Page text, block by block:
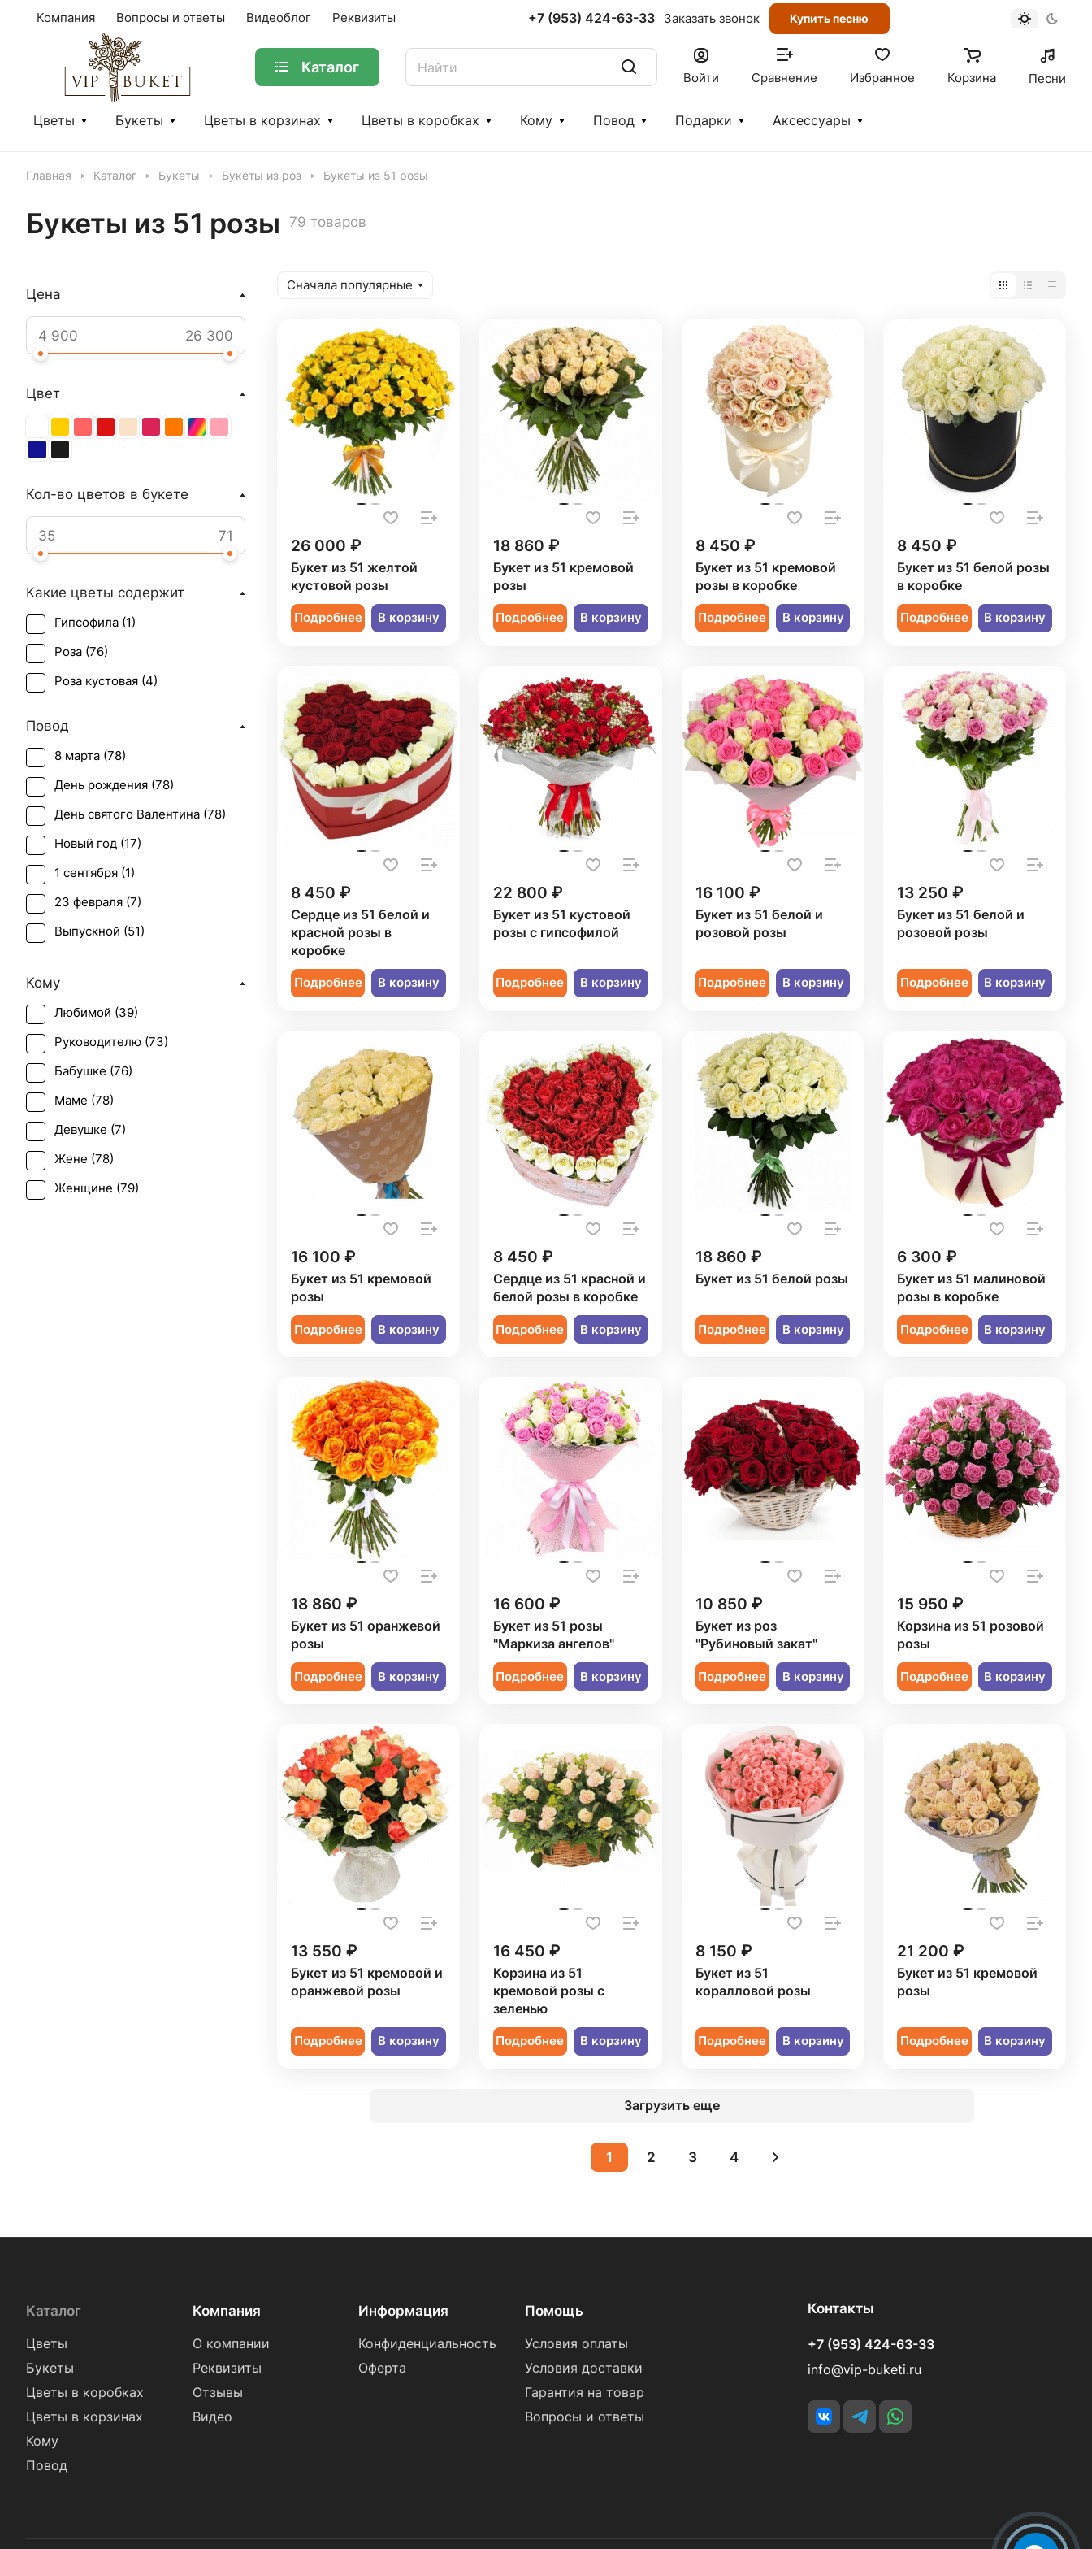
Компания Вопросы и ответы Видеоблог Реквизиты +7 (953) 424-63-33 Заказать звонок Купить песню
Каталог
Войти Сравнение Избранное Корзина Песни
Цветы Букеты Цветы в корзинах Цветы в коробках Кому Повод Подарки Аксессуары
Главная Каталог Букеты Букеты из роз Букеты из 51 розы
Букеты из 51 розы 79 товаров
Сначала популярные
26 000 ₽
Букет из 51 желтой
кустовой розы
Подробнее В корзину
18 860 ₽
Букет из 51 кремовой
розы
Подробнее В корзину
8 450 ₽
Букет из 51 кремовой
розы в коробке
Подробнее В корзину
8 450 ₽
Букет из 51 белой розы
в коробке
Подробнее В корзину
8 450 ₽
Сердце из 51 белой и
красной розы в
коробке
Подробнее В корзину
22 800 ₽
Букет из 51 кустовой
розы с гипсофилой
Подробнее В корзину
16 100 ₽
Букет из 51 белой и
розовой розы
Подробнее В корзину
13 250 ₽
Букет из 51 белой и
розовой розы
Подробнее В корзину
16 100 ₽
Букет из 51 кремовой
розы
Подробнее В корзину
8 450 ₽
Сердце из 51 красной и
белой розы в коробке
Подробнее В корзину
18 860 ₽
Букет из 51 белой розы
Подробнее В корзину
6 300 ₽
Букет из 51 малиновой
розы в коробке
Подробнее В корзину
18 860 ₽
Букет из 51 оранжевой
розы
Подробнее В корзину
16 600 ₽
Букет из 51 розы
"Маркиза ангелов"
Подробнее В корзину
10 850 ₽
Букет из роз
"Рубиновый закат"
Подробнее В корзину
15 950 ₽
Корзина из 51 розовой
розы
Подробнее В корзину
13 550 ₽
Букет из 51 кремовой и
оранжевой розы
Подробнее В корзину
16 450 ₽
Корзина из 51
кремовой розы с
зеленью
Подробнее В корзину
8 150 ₽
Букет из 51
коралловой розы
Подробнее В корзину
21 200 ₽
Букет из 51 кремовой
розы
Подробнее В корзину
Загрузить еще
1 2 3 4
Цена
Цвет
Кол-во цветов в букете
Какие цветы содержит
Гипсофила (1)
Роза (76)
Роза кустовая (4)
Повод
8 марта (78)
День рождения (78)
День святого Валентина (78)
Новый год (17)
1 сентября (1)
23 февраля (7)
Выпускной (51)
День учителя (
Пасха (8)
Первое свидание (72
Последний звонок (
Рождение ребенка (
Рождество (
Татьянин день (
Траур (1)
Кому
Любимой (39)
Руководителю (73)
Бабушке (76)
Маме (78)
Девушке (7)
Жене (78)
Женщине (79)
Каталог
Цветы
Букеты
Цветы в коробках
Цветы в корзинах
Кому
Повод
Компания
О компании
Реквизиты
Отзывы
Видео
Информация
Конфиденциальность
Оферта
Помощь
Условия оплаты
Условия доставки
Гарантия на товар
Вопросы и ответы
Контакты
+7 (953) 424-63-33
info@vip-buketi.ru